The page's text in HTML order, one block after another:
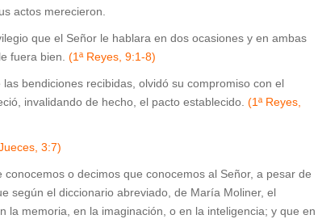
actos merecieron.
que el Señor le hablara en dos ocasiones y en ambas
fuera bien. (1ª Reyes, 9:1-8)
bendiciones recibidas, olvidó su compromiso con el
invalidando de hecho, el pacto establecido. (1ª Reyes,
3:7)
o decimos que conocemos al Señor, a pesar de
según el diccionario abreviado, de María Moliner, el
la memoria, en la imaginación, o en la inteligencia; y que en